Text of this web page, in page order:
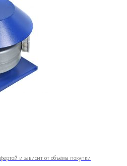
и зависит от объёма покупки